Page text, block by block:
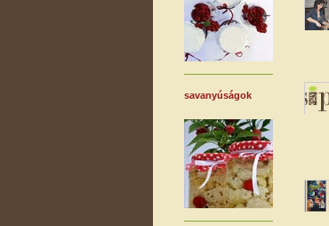
savanyúságok